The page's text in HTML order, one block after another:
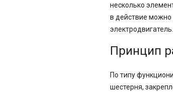
несколько
в действие можно
Принцип
По типу
шестерня,